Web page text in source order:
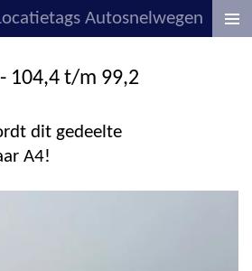
Autosnelwegen
104,4 t/m 99,2
dit gedeelte
A4!